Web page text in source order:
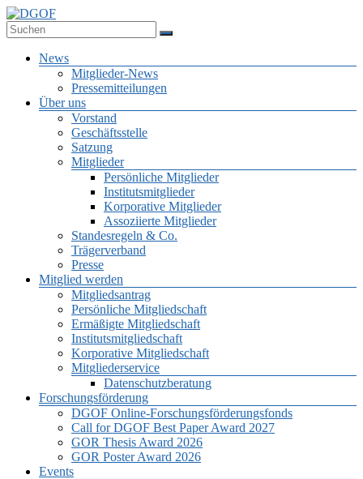
Zum
Inhalt
springen
Deutsche Gesellschaft für Online-Forschung e.V.
Menü
News
Mitglieder-News
Pressemitteilungen
Über uns
Vorstand
Geschäftsstelle
Satzung
Mitglieder
Persönliche Mitglieder
Institutsmitglieder
Korporative Mitglieder
Assoziierte Mitglieder
Standesregeln & Co.
Trägerverband
Presse
Mitglied werden
Mitgliedsantrag
Persönliche Mitgliedschaft
Ermäßigte Mitgliedschaft
Institutsmitgliedschaft
Korporative Mitgliedschaft
Mitgliederservice
Datenschutzberatung
Forschungsförderung
DGOF Online-Forschungsförderungsfonds
Call for DGOF Best Paper Award 2027
GOR Thesis Award 2026
GOR Poster Award 2026
Events